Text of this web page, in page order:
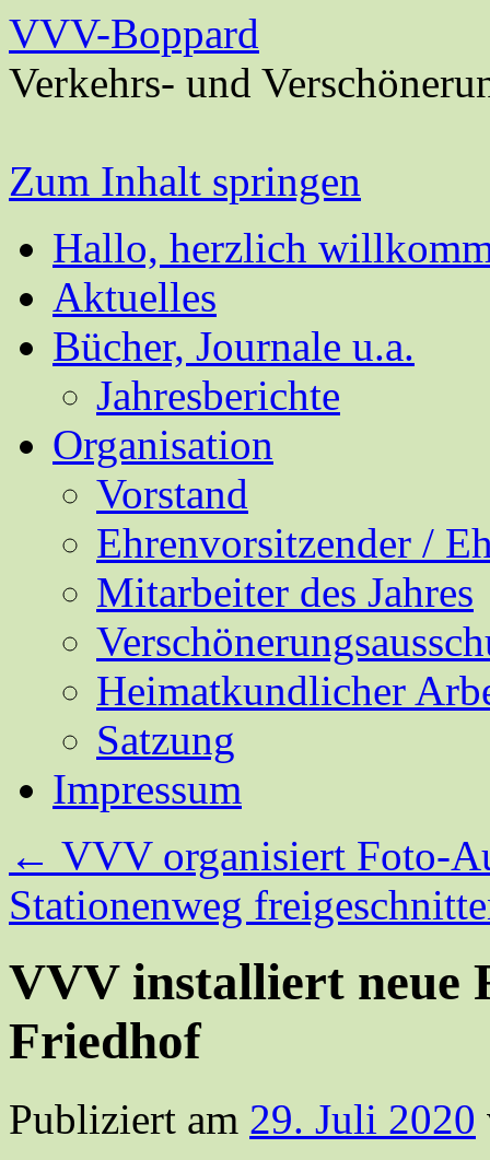
VVV-Boppard
Verkehrs- und
Zum Inhalt springen
Hallo, herzlich
Aktuelles
Bücher, Journale u.a.
Jahresberichte
Organisation
Vorstand
Ehrenvorsitzender /
Mitarbeiter des Jahres
Heimatkundlicher
Satzung
Impressum
← VVV organisiert Foto-
Stationenweg
VVV installiert neue
Friedhof
Publiziert am 29. Juli 2020